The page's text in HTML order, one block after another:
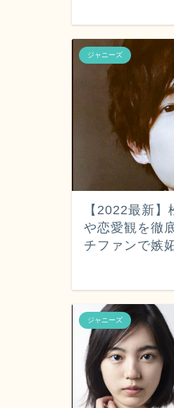
ジャニーズ
【2022最新
や恋愛観を徹
チファンで嫉
ジャニーズ